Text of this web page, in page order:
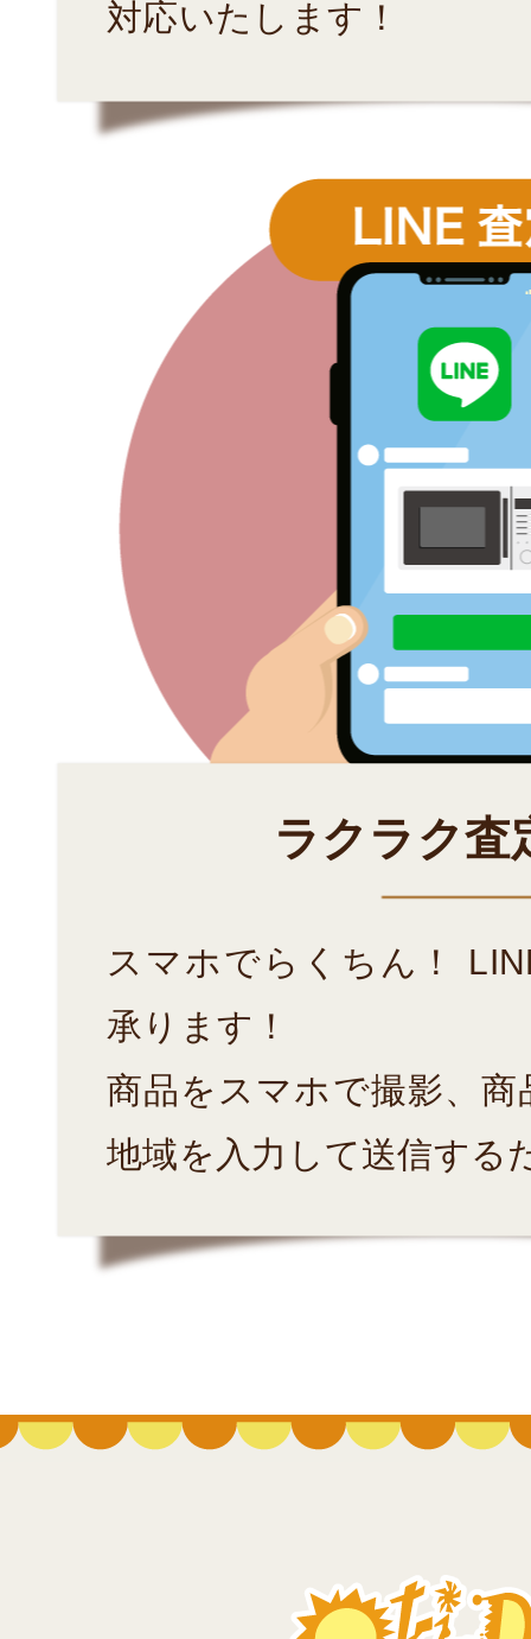
対応いたします！
ラクラク査
スマホでらくちん！
承ります！
商品をスマホで撮影、
地域を入力して送信する